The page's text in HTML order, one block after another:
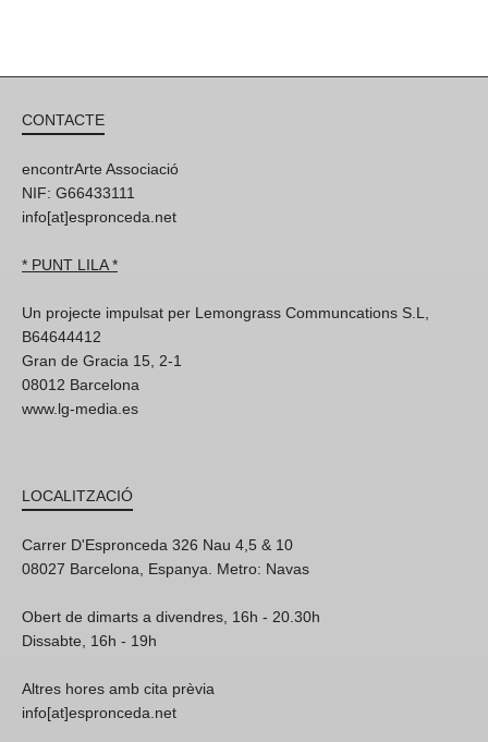
CONTACTE
encontrArte Associació
NIF: G66433111
info[at]espronceda.net
* PUNT LILA *
Un projecte impulsat per Lemongrass Communcations S.L,
B64644412
Gran de Gracia 15, 2-1
08012 Barcelona
www.lg-media.es
LOCALITZACIÓ
Carrer D'Espronceda 326 Nau 4,5 & 10
08027 Barcelona, Espanya. Metro: Navas
Obert de dimarts a divendres, 16h - 20.30h
Dissabte, 16h - 19h
Altres hores amb cita prèvia
info[at]espronceda.net